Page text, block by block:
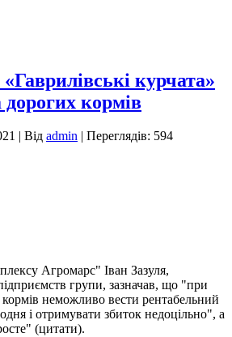
курчата»
дорогих кормів
| Від admin | Переглядів: 594
Агромарс" Іван Зазуля,
групи, зазначав, що "при
кормів неможливо вести рентабельний
і отримувати збиток недоцільно", а
(цитати).